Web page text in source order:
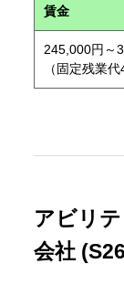
賃金
245,000円～
（固定残業
アビリ
会社